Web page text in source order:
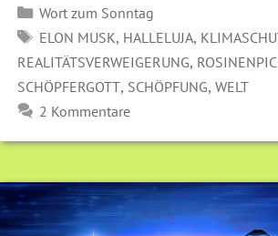
Kategorien
Wort zum Sonntag
SCHLAGWÖRTER
ELON MUSK, HALLELUJA,
REALITÄTSVERWEIGERUNG,
SCHÖPFERGOTT, SCHÖPFUNG,WELT
2 Kommentare